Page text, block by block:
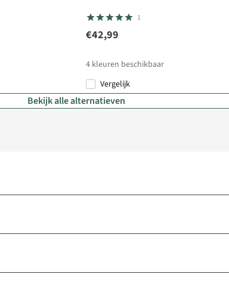
1
€42,99
4 kleuren beschikbaar
Vergelijk
Bekijk alle alternatieven